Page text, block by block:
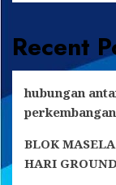
Recent
hubungan
BLOK
HARI